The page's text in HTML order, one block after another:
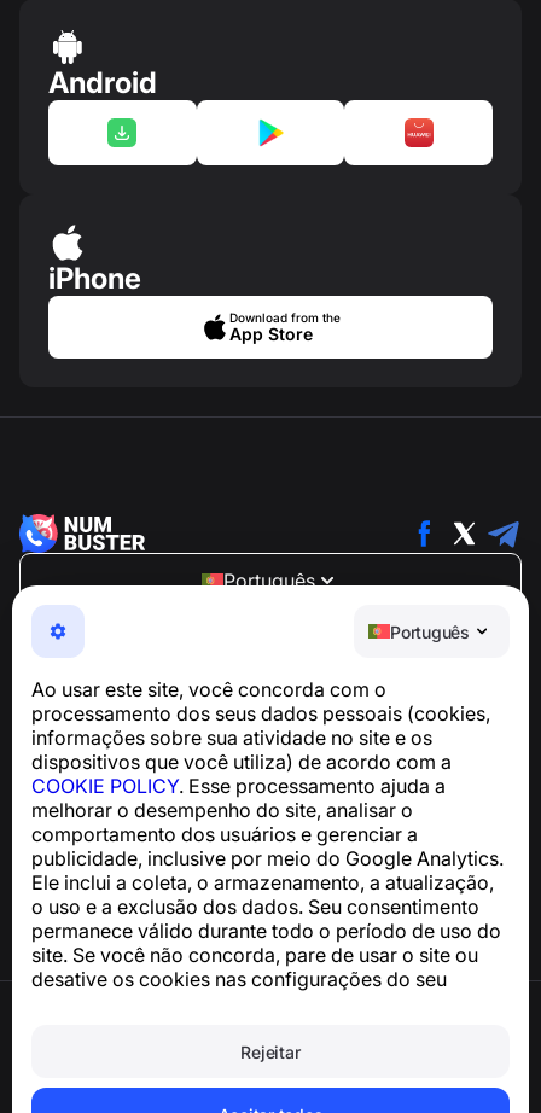
Português
Ao usar este site, você concorda com o
processamento dos seus dados pessoais (cookies,
informações sobre sua atividade no site e os
dispositivos que você utiliza) de acordo com a
COOKIE POLICY. Esse processamento ajuda a
melhorar o desempenho do site, analisar o
comportamento dos usuários e gerenciar a
publicidade, inclusive por meio do Google Analytics.
Ele inclui a coleta, o armazenamento, a atualização,
o uso e a exclusão dos dados. Seu consentimento
permanece válido durante todo o período de uso do
site. Se você não concorda, pare de usar o site ou
desative os cookies nas configurações do seu
Rejeitar
Android
iPhone
Download from the
App Store
Português
NumBuster © 2013—2026 ·
support@numbuster.com
Um app fácil de usar que protege você contra golpes
Para dúvidas sobre conformidade com a GDPR:
support@numbuster.com
Central de Ajuda
Notícias e Artigos
Sobre o projeto
Contatos
Excluir a conta e os dados pessoais